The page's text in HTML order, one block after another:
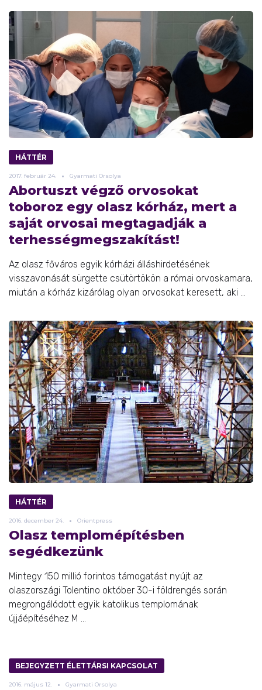
HÁTTÉR
2017. február 24. Gyarmati Orsolya
Abortuszt végző orvosokat
toboroz egy olasz kórház, mert a
saját orvosai megtagadják a
terhességmegszakítást!
Az olasz főváros egyik kórházi álláshirdetésének
visszavonását sürgette csütörtökön a római orvoskamara,
miután a kórház kizárólag olyan orvosokat keresett, aki ...
HÁTTÉR
2016. december 24. Orientpress
Olasz templomépítésben
segédkezünk
Mintegy 150 millió forintos támogatást nyújt az
olaszországi Tolentino október 30-i földrengés során
megrongálódott egyik katolikus templomának
újjáépítéséhez M ...
BEJEGYZETT ÉLETTÁRSI KAPCSOLAT
2016. május 12. Gyarmati Orsolya